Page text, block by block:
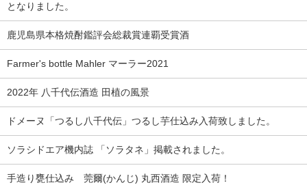
となりました。
鹿児島県本格焼酎鑑評会総裁賞連覇受賞酒
Farmer's bottle Mahler マーラー2021
2022年 八千代伝酒造 田植の風景
ドメーヌ「つるし八千代伝」つるし芋仕込み入荷致しました。
ソラシドエア機内誌 「ソラタネ」掲載されました。
手造り甕仕込み 莞爾(かんじ) 丸西酒造 限定入荷！